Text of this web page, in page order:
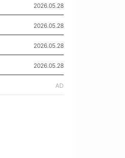
2026.05.28
2026.05.28
2026.05.28
2026.05.28
AD